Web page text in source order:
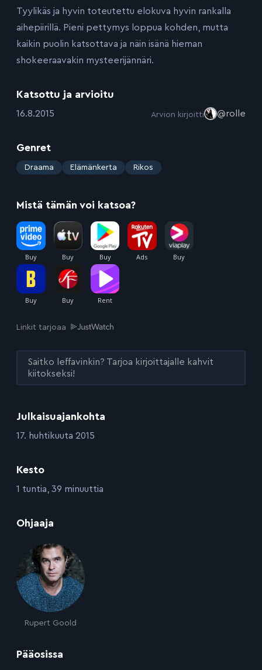
Julkaisuajankohta
:17. huhtikuuta 2015
Kesto
:1 tuntia, 39 minuuttia
Ohjaaja
Rupert Goold
Pääosissa
Tyylikäs ja hyvin toteutettu elokuva hyvin rankalla
aihepiirillä. Pieni pettymys loppua kohden, mutta
kaikin puolin katsottava ja näin isänä hieman
shokeeraavakin mysteerijännäri.
Katsottu ja arvioitu
:16.8.2015 Arvion kirjoitti @rolle
Genret
: Draama Elämänkerta Rikos
Mistä tämän voi katsoa?
Linkit tarjoaa
Saitko leffavinkin? Tarjoa kirjoittajalle kahvit
kiitokseksi!